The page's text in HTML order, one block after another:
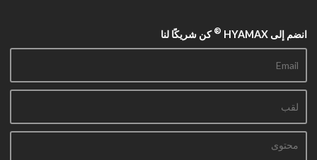
انضم إلى HYAMAX ® كن شريكًا لنا